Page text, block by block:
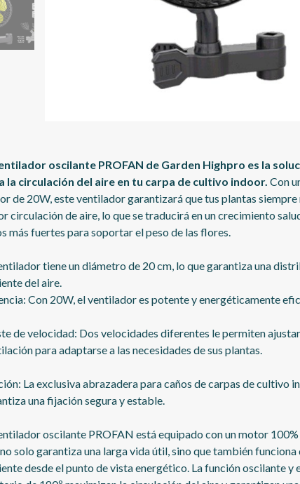
oscilante PROFAN de Garden Highpro es la
la circulación del aire en tu carpa de cultivo indoor. Con
de 20W, este ventilador garantizará que tus plantas
circulación de aire, lo que se traducirá en un crecimiento
más fuertes para soportar el peso de las flores.
tiene un diámetro de 20 cm, lo que garantiza una
del aire.
Con 20W, el ventilador es potente y energéticamente
de velocidad: Dos velocidades diferentes le permiten
para adaptarse a las necesidades de sus plantas.
La exclusiva abrazadera para caños de carpas de cultivo
una fijación segura y estable.
oscilante PROFAN está equipado con un motor
solo garantiza una larga vida útil, sino que también funciona
desde el punto de vista energético. La función oscilante y